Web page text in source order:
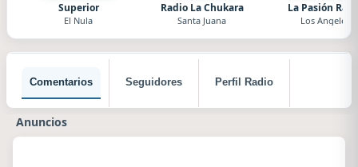
Superior
El Nula
Radio La Chukara
Santa Juana
La Pasión
Los Angeles
Comentarios Seguidores Perfil Radio
Anuncios